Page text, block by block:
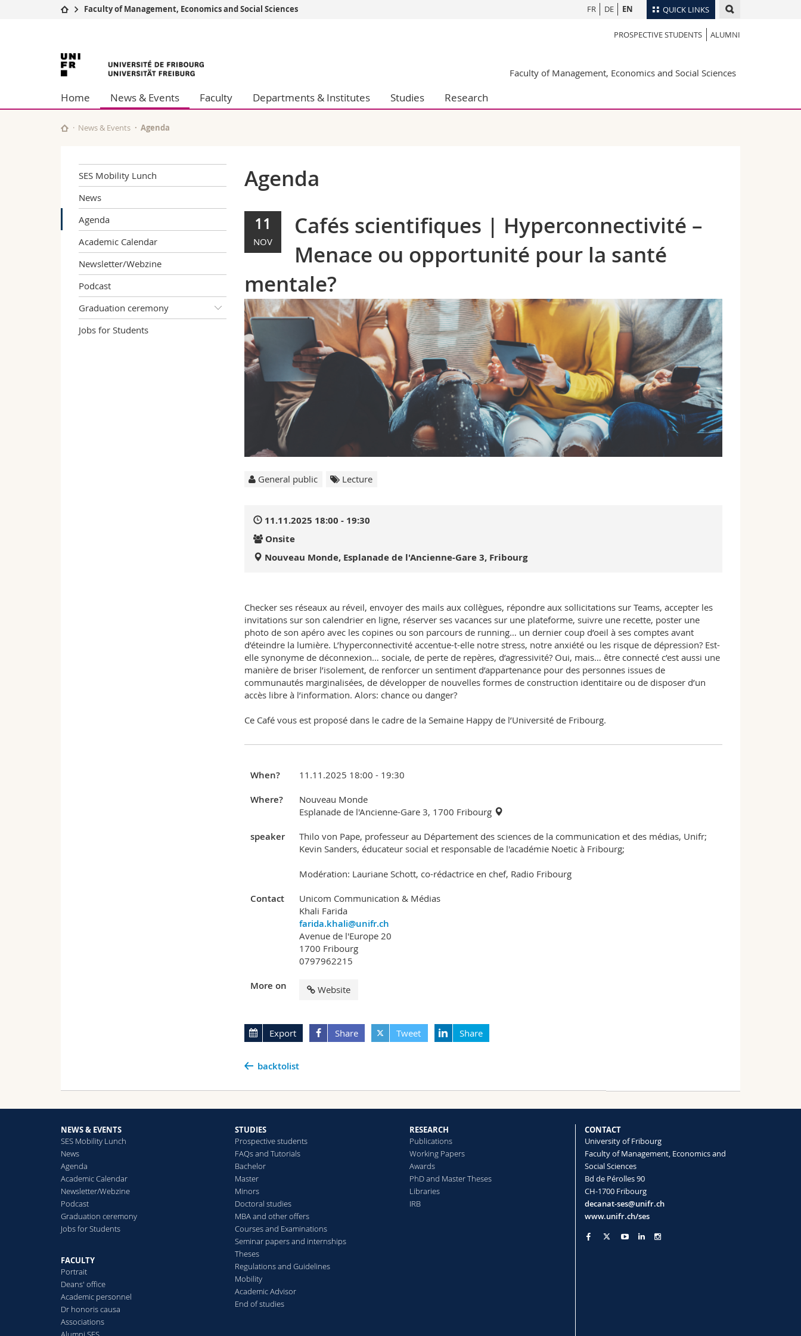
QUICK LINKS
Studies
Campus
University
Continuing education
Humanities
Education
Students
Researchers
Employees
Libraries
Course catalogue
FR DE EN
Faculty of Management, Economics and Social Sciences
PROSPECTIVE STUDENTS ALUMNI
University
of
Fribourg
Faculty of Management, Economics and Social Sciences
Home News & Events Faculty Departments & Institutes Studies Research
News & Events Agenda
SES Mobility Lunch
News
Agenda
Academic Calendar
Newsletter/Webzine
Podcast
Graduation ceremony
Jobs for Students
Agenda
11
NOV
Cafés scientifiques | Hyperconnectivité –
Menace ou opportunité pour la santé
mentale?
General public Lecture
11.11.2025 18:00 - 19:30
Onsite
Nouveau Monde, Esplanade de l'Ancienne-Gare 3, Fribourg
Checker ses réseaux au réveil, envoyer des mails aux collègues, répondre aux sollicitations sur Teams, accepter les
invitations sur son calendrier en ligne, réserver ses vacances sur une plateforme, suivre une recette, poster une
photo de son apéro avec les copines ou son parcours de running… un dernier coup d’oeil à ses comptes avant
d’éteindre la lumière. L’hyperconnectivité accentue-t-elle notre stress, notre anxiété ou les risque de dépression? Est-
elle synonyme de déconnexion… sociale, de perte de repères, d’agressivité? Oui, mais… être connecté c’est aussi une
manière de briser l’isolement, de renforcer un sentiment d’appartenance pour des personnes issues de
communautés marginalisées, de développer de nouvelles formes de construction identitaire ou de disposer d’un
accès libre à l’information. Alors: chance ou danger?
Ce Café vous est proposé dans le cadre de la Semaine Happy de l’Université de Fribourg.
When? 11.11.2025 18:00 - 19:30
Where?
Nouveau Monde
Esplanade de l'Ancienne-Gare 3, 1700 Fribourg
speaker
Thilo von Pape, professeur au Département des sciences de la communication et des médias, Unifr;
Kevin Sanders, éducateur social et responsable de l'académie Noetic à Fribourg;
Modération: Lauriane Schott, co-rédactrice en chef, Radio Fribourg
Contact
Unicom Communication & Médias
Khali Farida
farida.khali@unifr.ch
Avenue de l'Europe 20
1700 Fribourg
0797962215
More on Website
Export Share Tweet Share
backtolist
NEWS & EVENTS
SES Mobility Lunch
News
Agenda
Academic Calendar
Newsletter/Webzine
Podcast
Graduation ceremony
Jobs for Students
FACULTY
Portrait
Deans' office
Academic personnel
Dr honoris causa
Associations
STUDIES
Prospective students
FAQs and Tutorials
Bachelor
Master
Minors
Doctoral studies
MBA and other offers
Courses and Examinations
Seminar papers and internships
Theses
Regulations and Guidelines
Mobility
Academic Advisor
End of studies
RESEARCH
Publications
Working Papers
Awards
PhD and Master Theses
Libraries
IRB
CONTACT
University of Fribourg
Faculty of Management, Economics and
Social Sciences
Bd de Pérolles 90
CH-1700 Fribourg
decanat-ses@unifr.ch
www.unifr.ch/ses